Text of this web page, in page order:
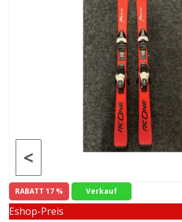
<
RABATT 17 % Verkauf
Eshop-Preis